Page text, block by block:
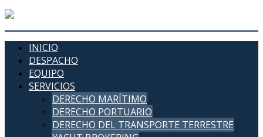
INICIO
DESPACHO
EQUIPO
SERVICIOS
DERECHO MARÍTIMO
DERECHO PORTUARIO
DERECHO DEL TRANSPORTE TERRESTRE